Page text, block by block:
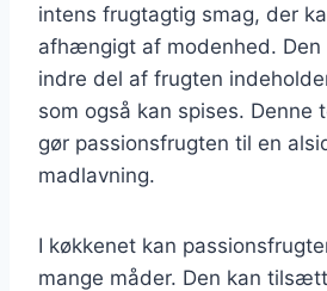
intens frugtagtig smag, der
afhængigt af modenhed. Den
indre del af frugten
som også kan spises. Denne
gør passionsfrugten til en
madlavning.
I køkkenet kan
mange måder. Den kan